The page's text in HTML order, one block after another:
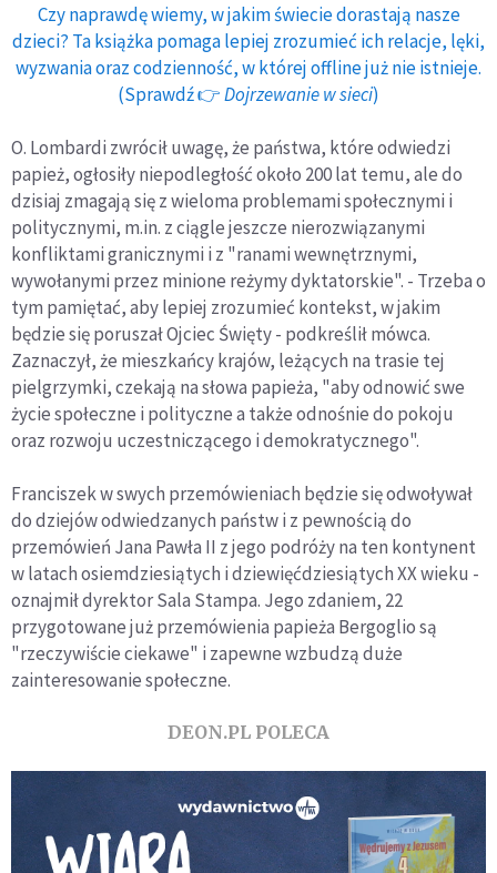
Czy naprawdę wiemy, w jakim świecie dorastają nasze
dzieci? Ta książka pomaga lepiej zrozumieć ich relacje, lęki,
wyzwania oraz codzienność, w której offline już nie istnieje.
(Sprawdź 👉Dojrzewanie w sieci)
O. Lombardi zwrócił uwagę, że państwa, które odwiedzi
papież, ogłosiły niepodległość około 200 lat temu, ale do
dzisiaj zmagają się z wieloma problemami społecznymi i
politycznymi, m.in. z ciągle jeszcze nierozwiązanymi
konfliktami granicznymi i z "ranami wewnętrznymi,
wywołanymi przez minione reżymy dyktatorskie". - Trzeba o
tym pamiętać, aby lepiej zrozumieć kontekst, w jakim
będzie się poruszał Ojciec Święty - podkreślił mówca.
Zaznaczył, że mieszkańcy krajów, leżących na trasie tej
pielgrzymki, czekają na słowa papieża, "aby odnowić swe
życie społeczne i polityczne a także odnośnie do pokoju
oraz rozwoju uczestniczącego i demokratycznego".
Franciszek w swych przemówieniach będzie się odwoływał
do dziejów odwiedzanych państw i z pewnością do
przemówień Jana Pawła II z jego podróży na ten kontynent
w latach osiemdziesiątych i dziewięćdziesiątych XX wieku -
oznajmił dyrektor Sala Stampa. Jego zdaniem, 22
przygotowane już przemówienia papieża Bergoglio są
"rzeczywiście ciekawe" i zapewne wzbudzą duże
zainteresowanie społeczne.
DEON.PL POLECA